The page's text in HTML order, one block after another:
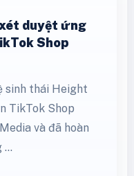
thái Height
TikTok Shop
và đã hoàn
…